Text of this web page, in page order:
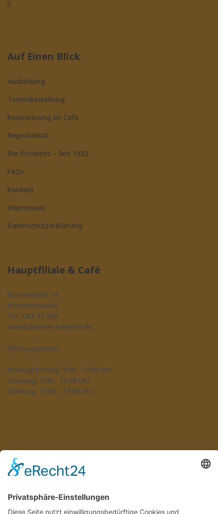
Auf Einen Blick
Ausbildung
Tortenbestellung
Reservierung im Café
Regionalität
Die Schleichs – Seit 1832
FAQs
Kontakt
Impressum
Datenschutzerklärung
Hauptfiliale & Café
Marienplatz 14
Frontenhausen
Tel.: 087 32-303
www.bäckerei-schleich.de
Öffnungszeiten
Montag-Freitag: 5:30 - 17:30 Uhr
Samstag: 5:30 - 12:00 Uhr
Sonntag: 11:00 - 17:00 Uhr
Cafe01